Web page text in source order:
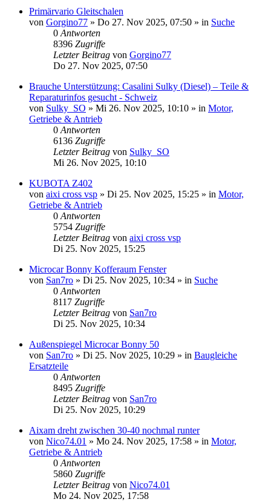
Primärvario Gleitschalen
von Gorgino77 » Do 27. Nov 2025, 07:50 » in Suche
0Antworten
8396 Zugriffe
Letzter Beitrag von Gorgino77
Do 27. Nov 2025, 07:50
Brauche Unterstützung: Casalini Sulky (Diesel) – Teile &
Reparaturinfos gesucht - Schweiz
von Sulky_SO » Mi 26. Nov 2025, 10:10 » in Motor,
Getriebe & Antrieb
0Antworten
6136 Zugriffe
Letzter Beitrag von Sulky_SO
Mi 26. Nov 2025, 10:10
KUBOTA Z402
von aixi cross vsp » Di 25. Nov 2025, 15:25 » in Motor,
Getriebe & Antrieb
0Antworten
5754 Zugriffe
Letzter Beitrag von aixi cross vsp
Di 25. Nov 2025, 15:25
Microcar Bonny Kofferaum Fenster
von San7ro » Di 25. Nov 2025, 10:34 » in Suche
0Antworten
8117 Zugriffe
Letzter Beitrag von San7ro
Di 25. Nov 2025, 10:34
Außenspiegel Microcar Bonny 50
von San7ro » Di 25. Nov 2025, 10:29 » in Baugleiche
Ersatzteile
0Antworten
8495 Zugriffe
Letzter Beitrag von San7ro
Di 25. Nov 2025, 10:29
Aixam dreht zwischen 30-40 nochmal runter
von Nico74.01 » Mo 24. Nov 2025, 17:58 » in Motor,
Getriebe & Antrieb
0Antworten
5860 Zugriffe
Letzter Beitrag von Nico74.01
Mo 24. Nov 2025, 17:58